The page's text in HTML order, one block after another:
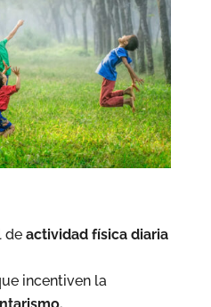
de actividad física diaria
incentiven la